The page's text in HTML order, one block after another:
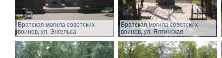
Братская могила советских
воинов, ул. Энгельса
Братская могила советских
воинов, ул. Ялтинская